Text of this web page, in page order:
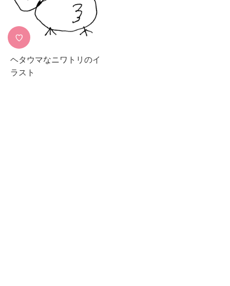
♡
ヘタウマなニワトリのイ
ラスト